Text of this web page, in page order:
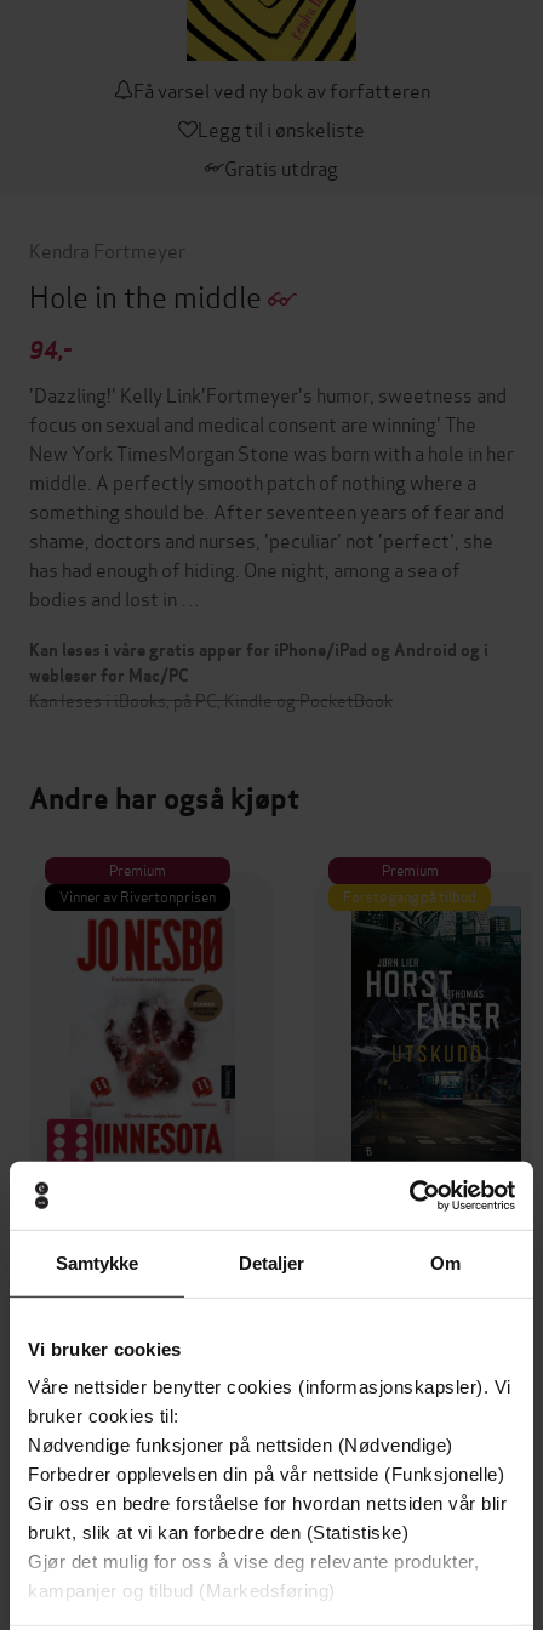
Samtykke Detaljer Om
Vi bruker cookies
Våre nettsider benytter cookies (informasjonskapsler). Vi
bruker cookies til:
Nødvendige funksjoner på nettsiden (Nødvendige)
Forbedrer opplevelsen din på vår nettside (Funksjonelle)
Gir oss en bedre forståelse for hvordan nettsiden vår blir
brukt, slik at vi kan forbedre den (Statistiske)
Gjør det mulig for oss å vise deg relevante produkter,
kampanjer og tilbud (Markedsføring)
Få varsel ved ny bok av forfatteren
Legg til i ønskeliste
Gratis utdrag
Kendra Fortmeyer
Hole in the middle
94,-
'Dazzling!' Kelly Link'Fortmeyer's humor, sweetness and
focus on sexual and medical consent are winning' The
New York TimesMorgan Stone was born with a hole in her
middle. A perfectly smooth patch of nothing where a
something should be. After seventeen years of fear and
shame, doctors and nurses, 'peculiar' not 'perfect', she
has had enough of hiding. One night, among a sea of
bodies and lost in …
Kan leses i våre gratis apper for iPhone/iPad og Android og i
webleser for Mac/PC
Kan leses i iBooks, på PC, Kindle og PocketBook
Andre har også kjøpt
Premium
Vinner av Rivertonprisen
199,-
Minnesota
Jo Nesbø
Premium
Første gang på tilbud
349,-
Utskudd
Jørn Lier Horst
Forfattere Kendra Fortmeyer(forfatter)
Forlag Atom
Utgitt 06.07.2017